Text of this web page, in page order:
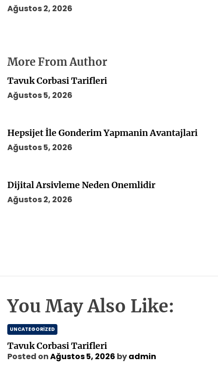
Ağustos 2, 2026
More From Author
Tavuk Corbasi Tarifleri
Ağustos 5, 2026
Hepsijet İle Gonderim Yapmanin Avantajlari
Ağustos 5, 2026
Dijital Arsivleme Neden Onemlidir
Ağustos 2, 2026
You May Also Like:
UNCATEGORIZED
Tavuk Corbasi Tarifleri
Posted onAğustos 5, 2026 byadmin